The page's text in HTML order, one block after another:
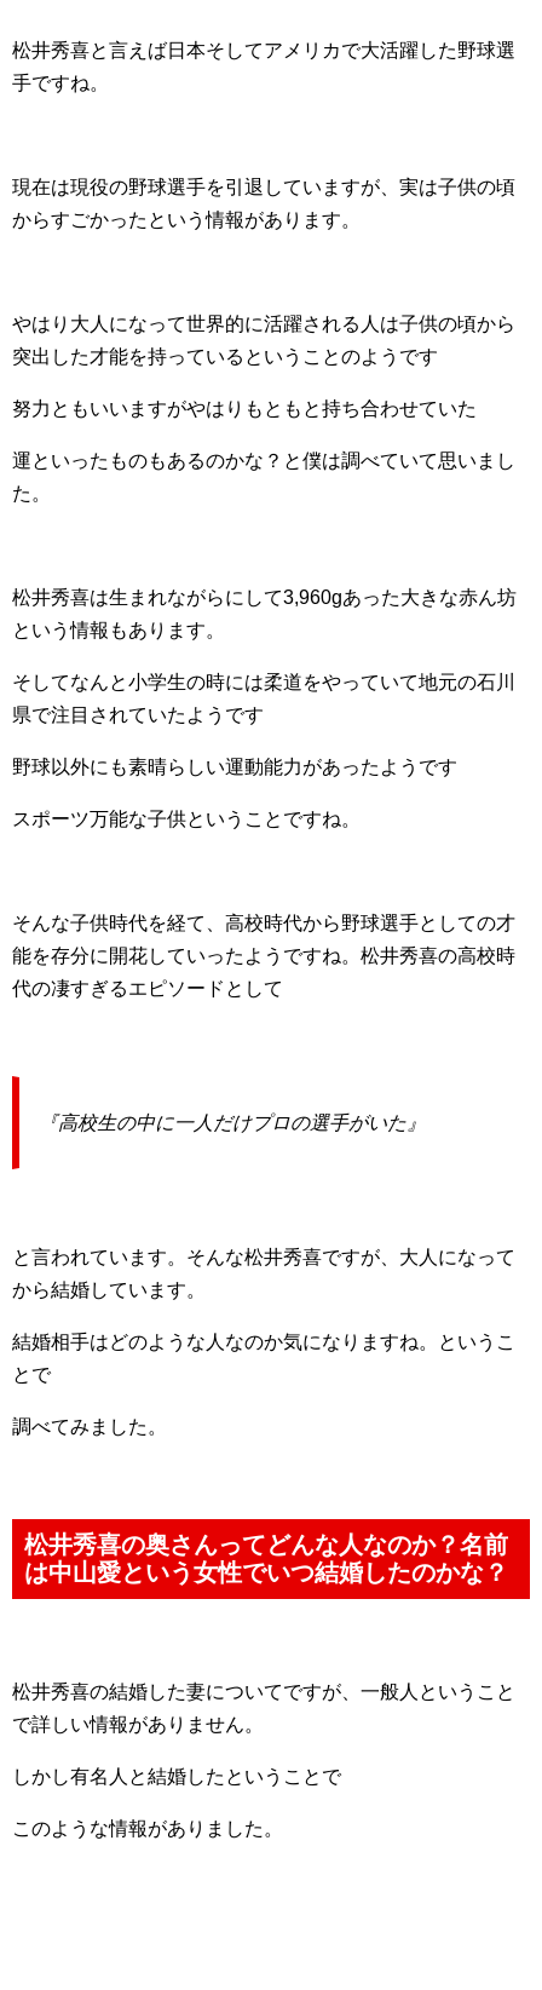
松井秀喜と言えば日本そしてアメリカで大活躍した野球選
手ですね。
現在は現役の野球選手を引退していますが、実は子供の頃
からすごかったという情報があります。
やはり大人になって世界的に活躍される人は子供の頃から
突出した才能を持っているということのようです
努力ともいいますがやはりもともと持ち合わせていた
運といったものもあるのかな？と僕は調べていて思いまし
た。
松井秀喜は生まれながらにして3,960gあった大きな赤ん坊
という情報もあります。
そしてなんと小学生の時には柔道をやっていて地元の石川
県で注目されていたようです
野球以外にも素晴らしい運動能力があったようです
スポーツ万能な子供ということですね。
そんな子供時代を経て、高校時代から野球選手としての才
能を存分に開花していったようですね。松井秀喜の高校時
代の凄すぎるエピソードとして
『高校生の中に一人だけプロの選手がいた』
と言われています。そんな松井秀喜ですが、大人になって
から結婚しています。
結婚相手はどのような人なのか気になりますね。というこ
とで
調べてみました。
松井秀喜の奥さんってどんな人なのか？名前
は中山愛という女性でいつ結婚したのかな？
松井秀喜の結婚した妻についてですが、一般人ということ
で詳しい情報がありません。
しかし有名人と結婚したということで
このような情報がありました。